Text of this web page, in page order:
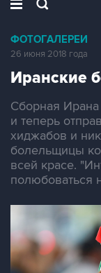
ФОТОГАЛЕРЕИ
26 июня 2018 года
Иранские
Сборная Ирана
и теперь
хиджабов и
болельщицы
всей красе.
полюбоваться